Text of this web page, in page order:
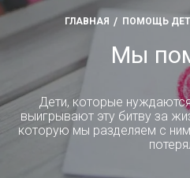
ГЛАВНАЯ ПОМОЩЬ
Мы
Дети, которые
выигрывают эту битву за
которую мы разделяем с